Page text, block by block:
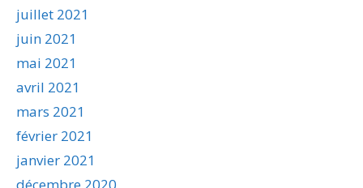
juillet 2021
juin 2021
mai 2021
avril 2021
mars 2021
février 2021
janvier 2021
décembre 2020